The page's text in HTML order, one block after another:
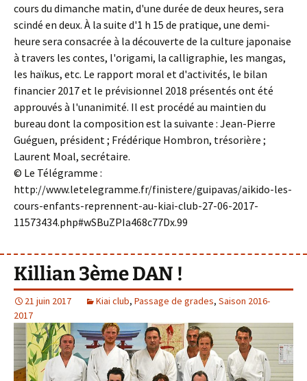
cours du dimanche matin, d'une durée de deux heures, sera
scindé en deux. À la suite d'1 h 15 de pratique, une demi-
heure sera consacrée à la découverte de la culture japonaise
à travers les contes, l'origami, la calligraphie, les mangas,
les haïkus, etc. Le rapport moral et d'activités, le bilan
financier 2017 et le prévisionnel 2018 présentés ont été
approuvés à l'unanimité. Il est procédé au maintien du
bureau dont la composition est la suivante : Jean-Pierre
Guéguen, président ; Frédérique Hombron, trésorière ;
Laurent Moal, secrétaire.
© Le Télégramme :
http://www.letelegramme.fr/finistere/guipavas/aikido-les-
cours-enfants-reprennent-au-kiai-club-27-06-2017-
11573434.php#wSBuZPIa468c77Dx.99
Killian 3ème DAN !
21 juin 2017 Kiai club, Passage de grades, Saison 2016-
2017